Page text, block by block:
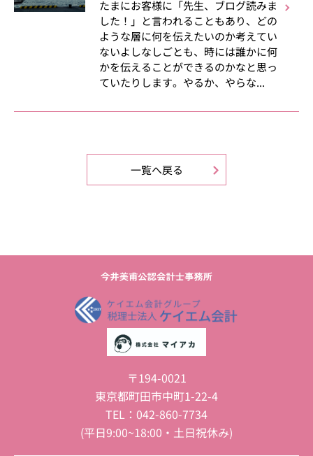
たまにお客様に「先生、ブログ読みま
した！」と言われることもあり、どの
ような層に何を伝えたいのか考えてい
ないよしなしごとも、時には誰かに何
かを伝えることができるのかなと思っ
ていたりします。やるか、やらな...
一覧へ戻る
〒194-0021
東京都町田市中町1-22-4
TEL：042-860-7734
(平日9:00~18:00・土日祝休み)